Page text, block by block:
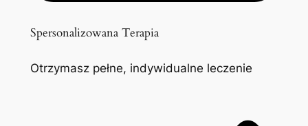
Spersonalizowana Terapia
Otrzymasz pełne, indywidualne leczenie